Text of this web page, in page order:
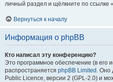
личный раздел и щёлкните по ссылке
Вернуться к началу
Информация о phpBB
Кто написал эту конференцию?
Это программное обеспечение (в его
распространяется phpBB Limited . Оно
Public Licence, версии 2 (GPL-2.0) и